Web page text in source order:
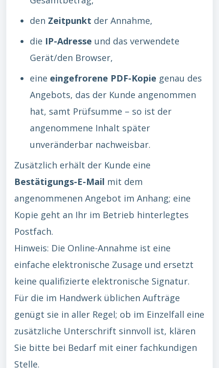
den Zeitpunkt der Annahme,
die IP-Adresse und das verwendete
Gerät/den Browser,
eine eingefrorene PDF-Kopie genau des
Angebots, das der Kunde angenommen
hat, samt Prüfsumme – so ist der
angenommene Inhalt später
unveränderbar nachweisbar.
Zusätzlich erhält der Kunde eine
Bestätigungs-E-Mail mit dem
angenommenen Angebot im Anhang; eine
Kopie geht an Ihr im Betrieb hinterlegtes
Postfach.
Hinweis: Die Online-Annahme ist eine
einfache elektronische Zusage und ersetzt
keine qualifizierte elektronische Signatur.
Für die im Handwerk üblichen Aufträge
genügt sie in aller Regel; ob im Einzelfall eine
zusätzliche Unterschrift sinnvoll ist, klären
Sie bitte bei Bedarf mit einer fachkundigen
Stelle.